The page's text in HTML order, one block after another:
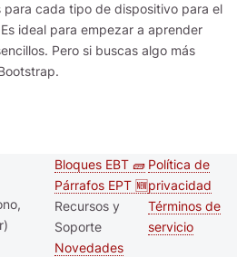
para cada tipo de dispositivo para el
ideal para empezar a aprender
Pero si buscas algo más
Second
footer
menu
Bloques EBT 🧱
Párrafos EPT 🆕
Recursos y
Soporte
Novedades
Footer
Política de
privacidad
Términos de
servicio